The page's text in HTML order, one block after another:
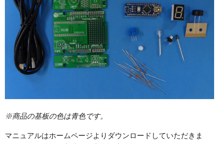
※商品の基板の色は青色です。
マニュアルはホームページよりダウンロードしていただきま